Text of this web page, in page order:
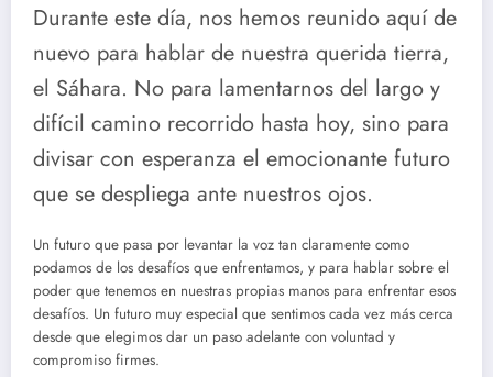
Durante este día, nos hemos reunido aquí de
nuevo para hablar de nuestra querida tierra,
el Sáhara. No para lamentarnos del largo y
difícil camino recorrido hasta hoy, sino para
divisar con esperanza el emocionante futuro
que se despliega ante nuestros ojos.
Un futuro que pasa por levantar la voz tan claramente como
podamos de los desafíos que enfrentamos, y para hablar sobre el
poder que tenemos en nuestras propias manos para enfrentar esos
desafíos. Un futuro muy especial que sentimos cada vez más cerca
desde que elegimos dar un paso adelante con voluntad y
compromiso firmes.